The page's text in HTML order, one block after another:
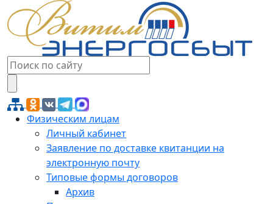
Физическим лицам
Личный кабинет
Заявление по доставке квитанции на
электронную почту
Типовые формы договоров
Архив